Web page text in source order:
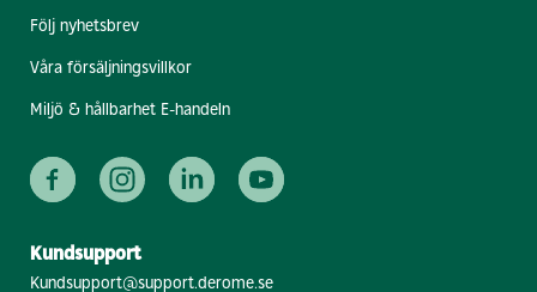
Följ nyhetsbrev
Våra försäljningsvillkor
Miljö & hållbarhet E-handeln
Kundsupport
Kundsupport@support.derome.se